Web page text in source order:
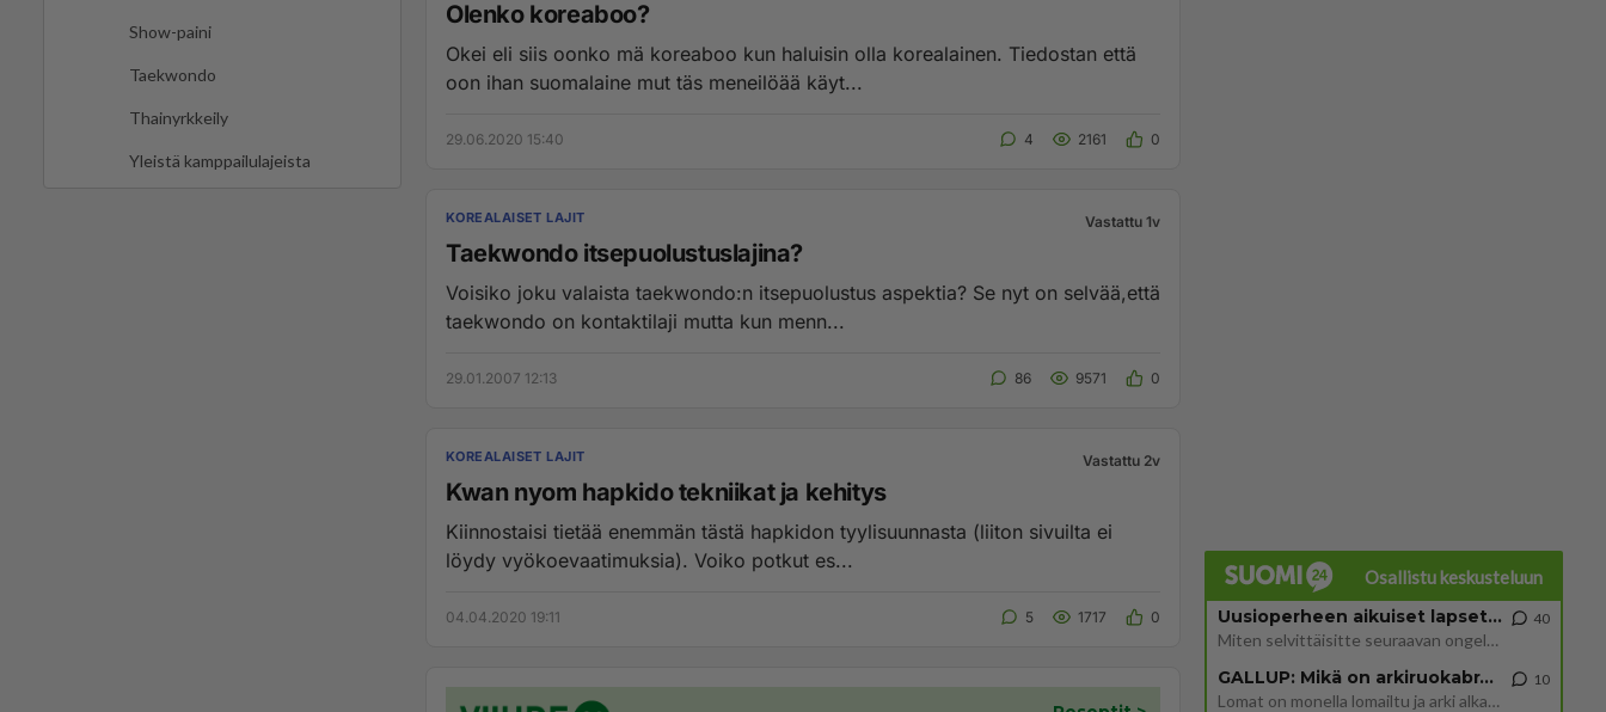
Show-paini
Taekwondo
Thainyrkkeily
Yleistä kamppailulajeista
Olenko koreaboo?
Okei eli siis oonko mä koreaboo kun haluisin olla korealainen. Tiedostan että
oon ihan suomalaine mut täs meneilöää käyt...
29.06.2020 15:40 4 2161 0
KOREALAISET LAJIT Vastattu 1v
Taekwondo itsepuolustuslajina?
Voisiko joku valaista taekwondo:n itsepuolustus aspektia? Se nyt on selvää,että
taekwondo on kontaktilaji mutta kun menn...
29.01.2007 12:13 86 9571 0
KOREALAISET LAJIT Vastattu 2v
Kwan nyom hapkido tekniikat ja kehitys
Kiinnostaisi tietää enemmän tästä hapkidon tyylisuunnasta (liiton sivuilta ei
löydy vyökoevaatimuksia). Voiko potkut es...
04.04.2020 19:11 5 1717 0
Osallistu keskusteluun
Uusioperheen aikuiset lapset tyhjentää jääkaapin käydessään
Miten selvittäisitte seuraavan ongelman, meillä on uusioperhe, minulla teini-ikäiset lapset ja puolisolla aikuiset, jotk
40
GALLUP: Mikä on arkiruokabravuurisi?
Lomat on monella lomailtu ja arki alkaa. Se voi tarkoittaa myös sitä, että grillailut on grillattu ja palataan arjen ruo
10